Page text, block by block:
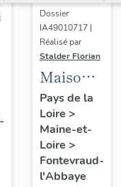
Dossier
IA49010717 |
Réalisé par
Stalder Florian
Maison,
56
avenue
l'Abbaye
Pays de la
Loire >
Maine-et-
Loire >
Fontevraud-
l'Abbaye